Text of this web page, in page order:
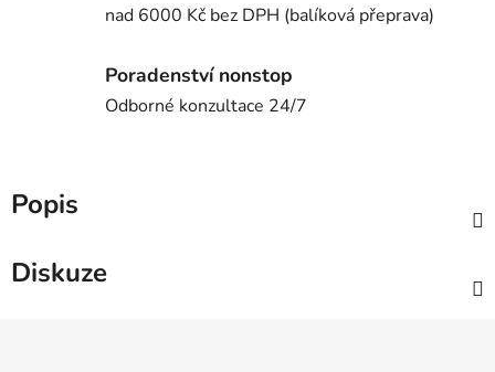
nad 6000 Kč bez DPH (balíková přeprava)
Poradenství nonstop
Odborné konzultace 24/7
Popis
Diskuze